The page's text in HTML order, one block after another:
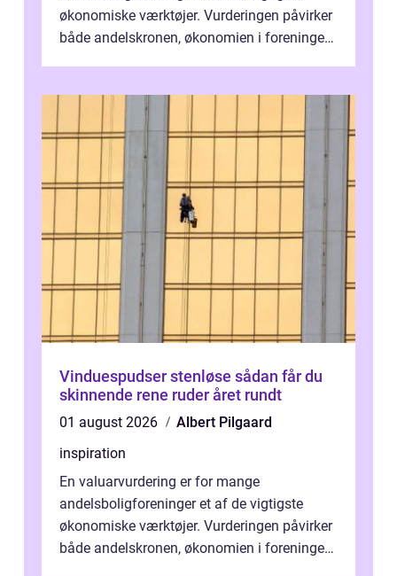
økonomiske værktøjer. Vurderingen påvirker
både andelskronen, økonomien i foreningen
Vinduespudser stenløse sådan får du
skinnende rene ruder året rundt
01 august 2026
Albert Pilgaard
inspiration
En valuarvurdering er for mange
andelsboligforeninger et af de vigtigste
økonomiske værktøjer. Vurderingen påvirker
både andelskronen, økonomien i foreningen